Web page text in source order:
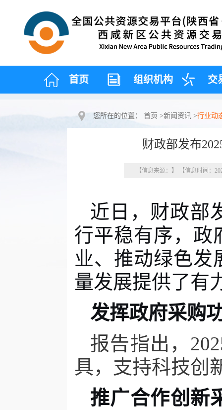
首页 组织机构 交
您所在的位置： 首页 >新闻资讯 >行业动
财政部发布
【信息来源：】 【信息时间：
近日，财政部
行平稳有序，政
业、推动绿色发
量发展提供了有
发挥政府采购
报告指出，
具，支持科技创
推广合作创新